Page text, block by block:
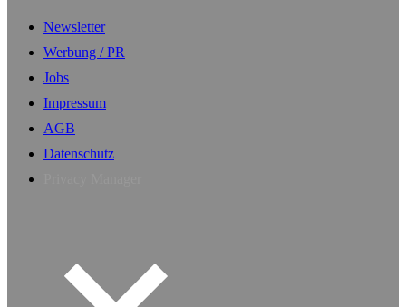
Newsletter
Werbung / PR
Jobs
Impressum
AGB
Datenschutz